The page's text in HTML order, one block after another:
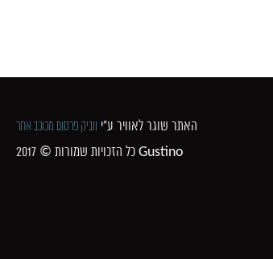
האתר שוגר לאוויר ע"י ווביק פרסום מכוכב אחר
כל הזכויות שמורות © 2017 Gustino